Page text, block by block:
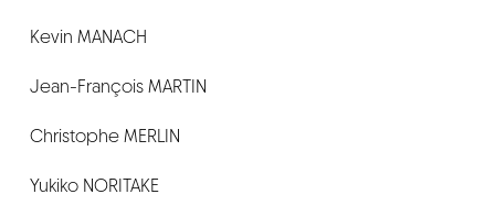
Kevin MANACH
Jean-François MARTIN
Christophe MERLIN
Yukiko NORITAKE